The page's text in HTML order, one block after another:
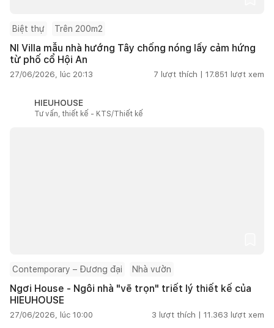
Biệt thự Trên 200m2
NI Villa mẫu nhà hướng Tây chống nóng lấy cảm hứng
từ phố cổ Hội An
27/06/2026, lúc 20:13 7 lượt thích | 17.851 lượt xem
HIEUHOUSE
Tư vấn, thiết kế - KTS/Thiết kế
Contemporary – Đương đại Nhà vườn
Ngơi House - Ngôi nhà "vẽ trọn" triết lý thiết kế của
HIEUHOUSE
27/06/2026, lúc 10:00 3 lượt thích | 11.363 lượt xem